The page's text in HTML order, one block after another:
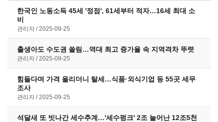
한국인 노동소득 45세 '정점', 61세부터 적자…16세 최대 소
비
관리자 2025-09-25
출생아도 수도권 쏠림…역대 최고 증가율 속 지역격차 뚜렷
관리자 2025-09-25
힘들다며 가격 올리더니 탈세…식품·외식기업 등 55곳 세무
조사
관리자 2025-09-25
석달새 또 빗나간 세수추계…'세수펑크' 2조 늘어난 12조5천